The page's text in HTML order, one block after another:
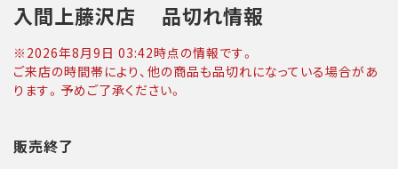
入間上藤沢店 品切れ情報
※ 2026年8月9日 03:42時点の情報です。
ご来店の時間帯により、他の商品も品切れになっている場合があ
ります。予めご了承ください。
販売終了